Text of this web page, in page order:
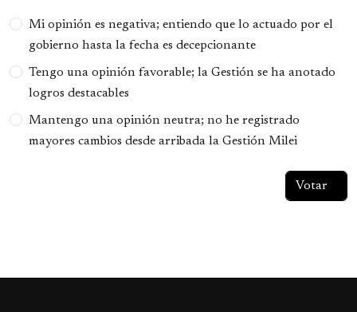
Opciones
Mi opinión es negativa; entiendo que lo actuado por el
gobierno hasta la fecha es decepcionante
Tengo una opinión favorable; la Gestión se ha anotado
logros destacables
Mantengo una opinión neutra; no he registrado
mayores cambios desde arribada la Gestión Milei